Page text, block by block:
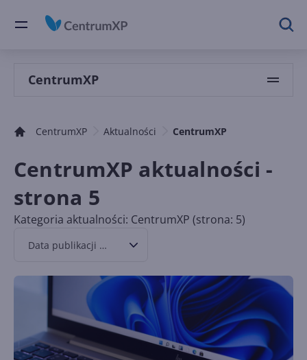
CentrumXP
CentrumXP Aktualności CentrumXP
CentrumXP aktualności -
strona 5
Kategoria aktualności: CentrumXP (strona: 5)
Data publikacji malejąco